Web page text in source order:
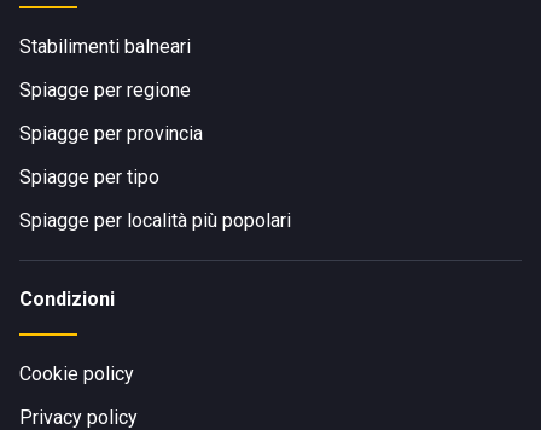
Stabilimenti balneari
Spiagge per regione
Spiagge per provincia
Spiagge per tipo
Spiagge per località più popolari
Condizioni
Cookie policy
Privacy policy